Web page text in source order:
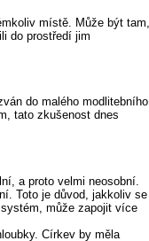
místě. Může být tam,
do prostředí jim
do malého modlitebního
tato zkušenost dnes
a proto velmi neosobní.
Toto je důvod, jakkoliv se
může zapojit více
Církev by měla